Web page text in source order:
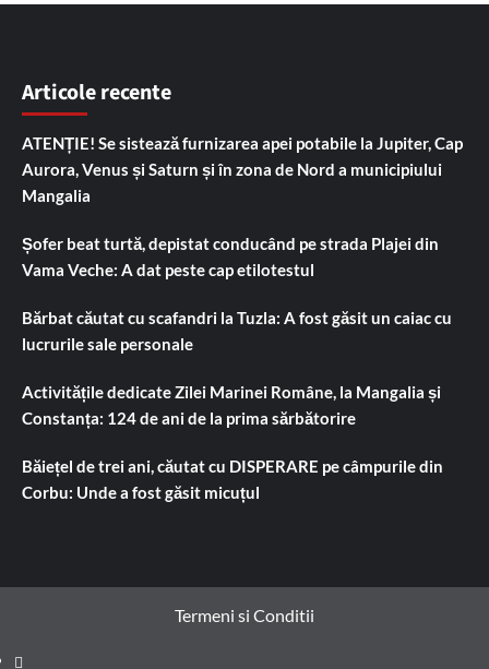
Articole recente
ATENȚIE! Se sistează furnizarea apei potabile la Jupiter, Cap
Aurora, Venus și Saturn și în zona de Nord a municipiului
Mangalia
Șofer beat turtă, depistat conducând pe strada Plajei din
Vama Veche: A dat peste cap etilotestul
Bărbat căutat cu scafandri la Tuzla: A fost găsit un caiac cu
lucrurile sale personale
Activitățile dedicate Zilei Marinei Române, la Mangalia și
Constanța: 124 de ani de la prima sărbătorire
Băiețel de trei ani, căutat cu DISPERARE pe câmpurile din
Corbu: Unde a fost găsit micuțul
Termeni si Conditii
Prima